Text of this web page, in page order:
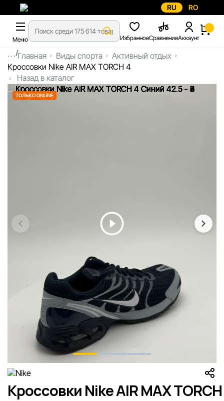
RU RO
Меню ИзбранноеСравнениеАккаунт
...Главная Виды спорта
Активный отдых
Кроссовки Nike AIR MAX TORCH 4
Назад в каталог
ТОЛЬКО ONLINE
Кроссовки Nike AIR MAX